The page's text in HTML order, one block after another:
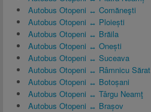
Autobus Otopeni ↔ Comăneşti
Autobus Otopeni ↔ Ploiești
Autobus Otopeni ↔ Brăila
Autobus Otopeni ↔ Onești
Autobus Otopeni ↔ Suceava
Autobus Otopeni ↔ Râmnicu Sărat
Autobus Otopeni ↔ Botoșani
Autobus Otopeni ↔ Târgu Neamţ
Autobus Otopeni ↔ Brașov